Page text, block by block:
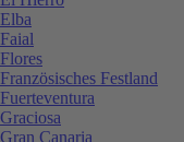
Elba
Faial
Flores
Französisches Festland
Fuerteventura
Graciosa
Gran Canaria